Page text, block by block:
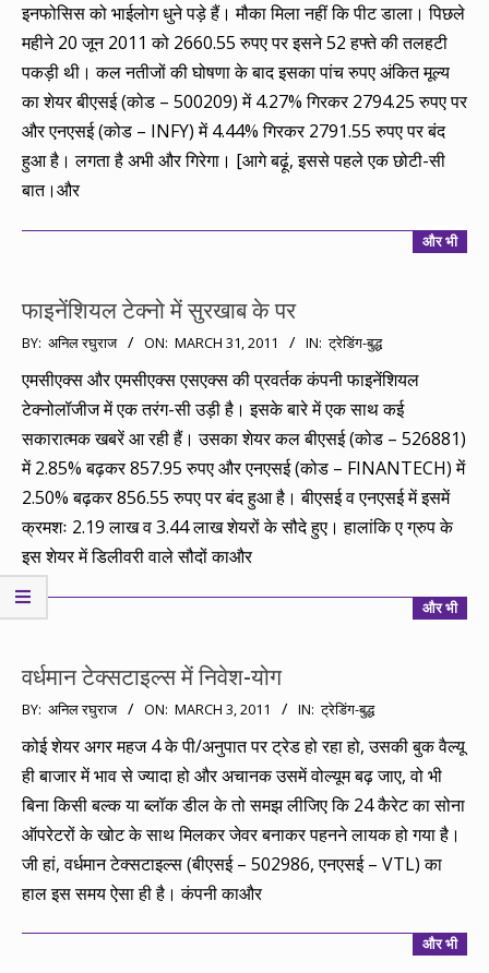
13
इनफोसिस को भाईलोग धुने पड़े हैं। मौका मिला नहीं कि पीट डाला। पिछले
महीने 20 जून 2011 को 2660.55 रुपए पर इसने 52 हफ्ते की तलहटी
पकड़ी थी। कल नतीजों की घोषणा के बाद इसका पांच रुपए अंकित मूल्य
का शेयर बीएसई (कोड – 500209) में 4.27% गिरकर 2794.25 रुपए पर
और एनएसई (कोड – INFY) में 4.44% गिरकर 2791.55 रुपए पर बंद
हुआ है। लगता है अभी और गिरेगा। [आगे बढ़ूं, इससे पहले एक छोटी-सी
बात।और
और भी
फाइनेंशियल टेक्नो में सुरखाब के पर
2011-
03-
31
BY: अनिल रघुराज ON: MARCH 31, 2011 IN: ट्रेडिंग-बुद्ध
एमसीएक्स और एमसीएक्स एसएक्स की प्रवर्तक कंपनी फाइनेंशियल
टेक्नोलॉजीज में एक तरंग-सी उड़ी है। इसके बारे में एक साथ कई
सकारात्मक खबरें आ रही हैं। उसका शेयर कल बीएसई (कोड – 526881)
में 2.85% बढ़कर 857.95 रुपए और एनएसई (कोड – FINANTECH) में
2.50% बढ़कर 856.55 रुपए पर बंद हुआ है। बीएसई व एनएसई में इसमें
क्रमशः 2.19 लाख व 3.44 लाख शेयरों के सौदे हुए। हालांकि ए ग्रुप के
इस शेयर में डिलीवरी वाले सौदों काऔर
और भी
वर्धमान टेक्सटाइल्स में निवेश-योग
2011-
03-
03
BY: अनिल रघुराज ON: MARCH 3, 2011 IN: ट्रेडिंग-बुद्ध
कोई शेयर अगर महज 4 के पी/अनुपात पर ट्रेड हो रहा हो, उसकी बुक वैल्यू
ही बाजार में भाव से ज्यादा हो और अचानक उसमें वोल्यूम बढ़ जाए, वो भी
बिना किसी बल्क या ब्लॉक डील के तो समझ लीजिए कि 24 कैरेट का सोना
ऑपरेटरों के खोट के साथ मिलकर जेवर बनाकर पहनने लायक हो गया है।
जी हां, वर्धमान टेक्सटाइल्स (बीएसई – 502986, एनएसई – VTL) का
हाल इस समय ऐसा ही है। कंपनी काऔर
और भी